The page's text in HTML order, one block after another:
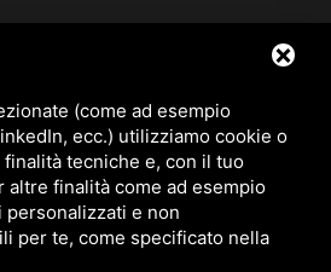
(come ad esempio
ecc.) utilizziamo cookie o
tecniche e, con il tuo
altre finalità come ad esempio
e non
per te, come specificato nella